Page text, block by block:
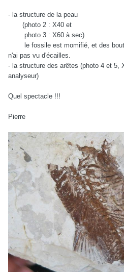
- la structure de la peau
(photo 2 : X40 et
photo 3 : X60 à sec)
le fossile est momifié, et des
n'ai pas vu d'écailles.
- la structure des arêtes (photo 4 et 5,
analyseur)
Quel spectacle !!!
Pierre